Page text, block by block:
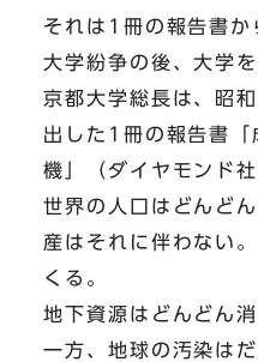
それは1冊の報告書か
大学紛争の後、大学
京都大学総長は、昭
出した1冊の報告書
機」（ダイヤモンド
世界の人口はどんど
産はそれに伴わない
くる。
地下資源はどんどん
一方、地球の汚染は